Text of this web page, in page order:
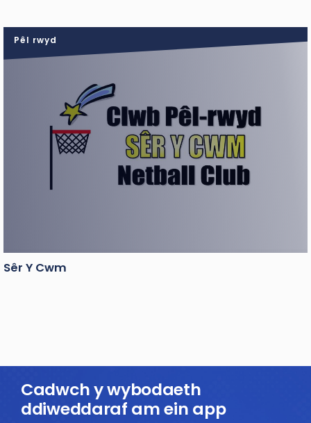
Pêl rwyd
Sêr Y Cwm
Cadwch y wybodaeth
ddiweddaraf am ein app